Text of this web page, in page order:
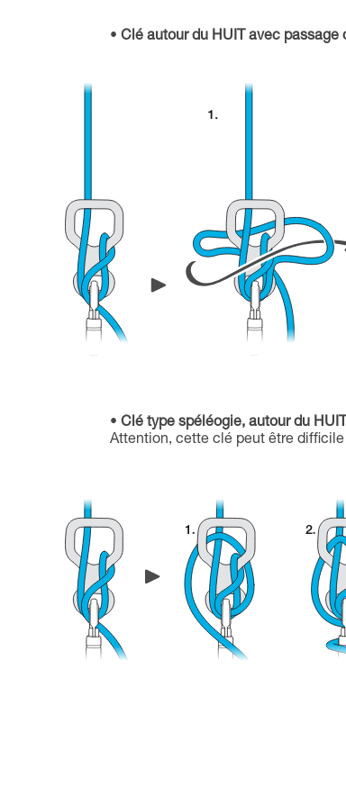
Clé autour du HUIT avec passage
Clé type spéléogie, autour du
Attention, cette clé peut être difficile